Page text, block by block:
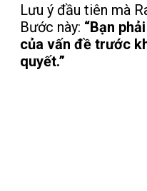
Lưu ý đầu tiên mà
Bước này: “Bạn
của vấn đề trước
quyết.”